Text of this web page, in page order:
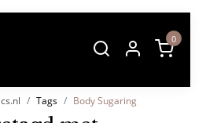
0
Tags Body Sugaring